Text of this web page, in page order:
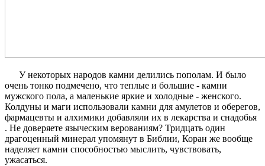
У некоторых народов камни делились пополам. И было
очень тонко подмечено, что теплые и большие - камни
мужского пола, а маленькие яркие и холодные - женского.
Колдуны и маги использовали камни для амулетов и оберегов,
фармацевты и алхимики добавляли их в лекарства и снадобья
. Не доверяете языческим верованиям? Тридцать один
драгоценный минерал упомянут в Библии, Коран же вообще
наделяет камни способностью мыслить, чувствовать,
ужасаться.